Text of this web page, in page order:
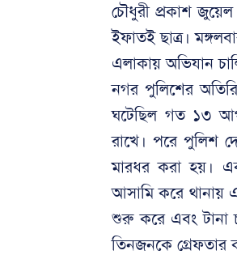
চৌধুরী প্রকাশ
ইফাতই ছাত্র।
এলাকায় অভিযান
নগর পুলিশের
ঘটেছিল গত ১৩
রাখে। পরে পুলিশ
মারধর করা হয়।
আসামি করে থানায়
শুরু করে এবং টানা
তিনজনকে গ্রেফতার